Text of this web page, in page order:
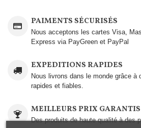
PAIMENTS SÉCURISÉS
Nous acceptons les cartes Visa,
Express via PayGreen et PayPal
EXPEDITIONS RAPIDES
Nous livrons dans le monde grâce à
rapides et fiables.
MEILLEURS PRIX GARANTIS
Des produits de haute qualité à des